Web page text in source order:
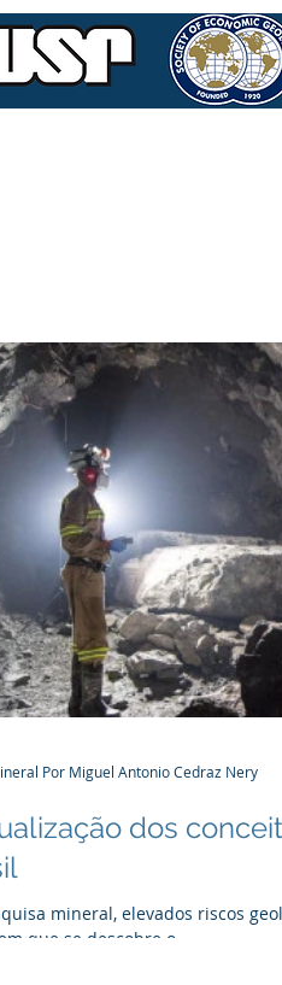
dos
mineral, elevados riscos
que se descobre o...
Por Miguel Antonio Cedraz Nery